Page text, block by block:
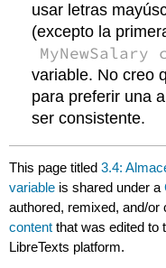
usar letras
(excepto la
MyNewSalary
variable. No creo
para preferir una
ser consistente.
This page titled3.4:
variable is shared under a
authored, remixed, and/or
content that was edited to
LibreTexts platform.